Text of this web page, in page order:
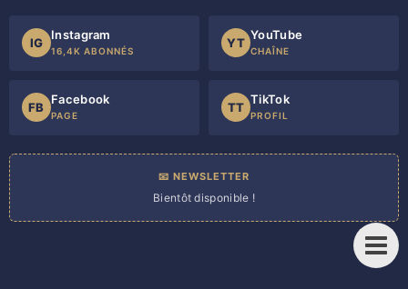
IG
Instagram
16,4K ABONNÉS
YT
YouTube
CHAÎNE
FB
Facebook
PAGE
TT
TikTok
PROFIL
📧 NEWSLETTER
Bientôt disponible !